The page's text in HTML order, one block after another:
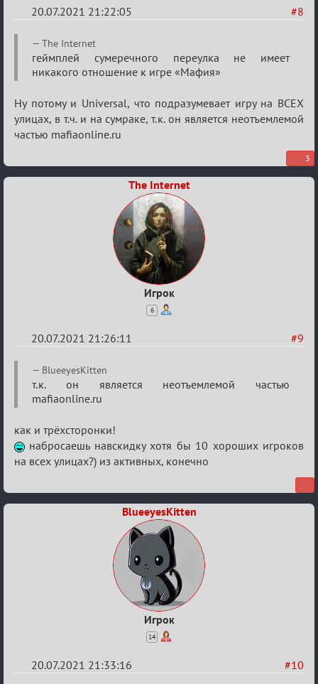
#8
20.07.2021 21:22:05
Re:
Обуждение
«Universal»
The Internet
геймплей сумеречного переулка не имеет
никакого отношение к игре «Мафия»
Ну потому и Universal, что подразумевает игру на ВСЕХ
улицах, в т.ч. и на сумраке, т.к. он является неотъемлемой
частью mafiaonline.ru
3
The Internet
Игрок
6
#9
20.07.2021 21:26:11
Re:
Обуждение
«Universal»
BlueeyesKitten
т.к. он является неотъемлемой частью
mafiaonline.ru
как и трёхсторонки!
набросаешь навскидку хотя бы 10 хороших игроков
на всех улицах?) из активных, конечно
BlueeyesKitten
Игрок
14
#10
20.07.2021 21:33:16